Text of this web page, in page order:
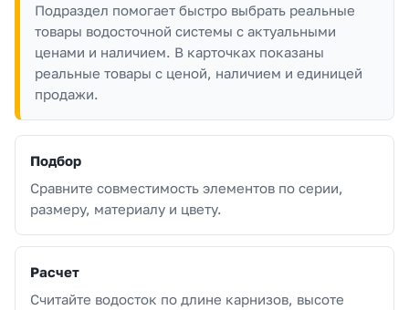
Подраздел помогает быстро выбрать реальные
товары водосточной системы с актуальными
ценами и наличием. В карточках показаны
реальные товары с ценой, наличием и единицей
продажи.
Подбор
Сравните совместимость элементов по серии,
размеру, материалу и цвету.
Расчет
Считайте водосток по длине карнизов, высоте